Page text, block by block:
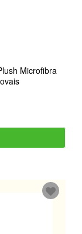
Microfibra